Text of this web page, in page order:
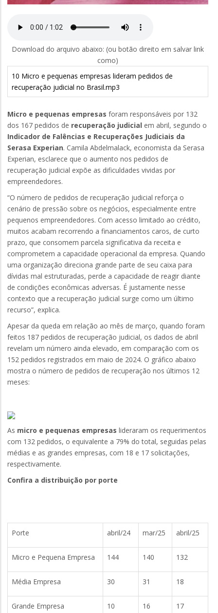
Download do arquivo abaixo: (ou botão direito em salvar link
como)
10 Micro e pequenas empresas lideram pedidos de
recuperação judicial no Brasil.mp3
Micro e pequenas empresas foram responsáveis por 132
dos 167 pedidos de recuperação judicial em abril, segundo o
Indicador de Falências e Recuperações Judiciais da
Serasa Experian. Camila Abdelmalack, economista da Serasa
Experian, esclarece que o aumento nos pedidos de
recuperação judicial expõe as dificuldades vividas por
empreendedores.
“O número de pedidos de recuperação judicial reforça o
cenário de pressão sobre os negócios, especialmente entre
pequenos empreendedores. Com acesso limitado ao crédito,
muitos acabam recorrendo a financiamentos caros, de curto
prazo, que consomem parcela significativa da receita e
comprometem a capacidade operacional da empresa. Quando
uma organização direciona grande parte de seu caixa para
dívidas mal estruturadas, perde a capacidade de reagir diante
de condições econômicas adversas. É justamente nesse
contexto que a recuperação judicial surge como um último
recurso”, explica.
Apesar da queda em relação ao mês de março, quando foram
feitos 187 pedidos de recuperação judicial, os dados de abril
revelam um número ainda elevado, em comparação com os
152 pedidos registrados em maio de 2024. O gráfico abaixo
mostra o número de pedidos de recuperação nos últimos 12
meses:
As micro e pequenas empresas lideraram os requerimentos
com 132 pedidos, o equivalente a 79% do total, seguidas pelas
médias e as grandes empresas, com 18 e 17 solicitações,
respectivamente.
Confira a distribuição por porte
Porte abril/24 mar/25 abril/25
Micro e Pequena Empresa 144 140 132
Média Empresa 30 31 18
Grande Empresa 10 16 17